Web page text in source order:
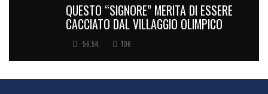
QUESTO “SIGNORE” MERITA DI ESSERE
CACCIATO DAL VILLAGGIO OLIMPICO
56.5K 106